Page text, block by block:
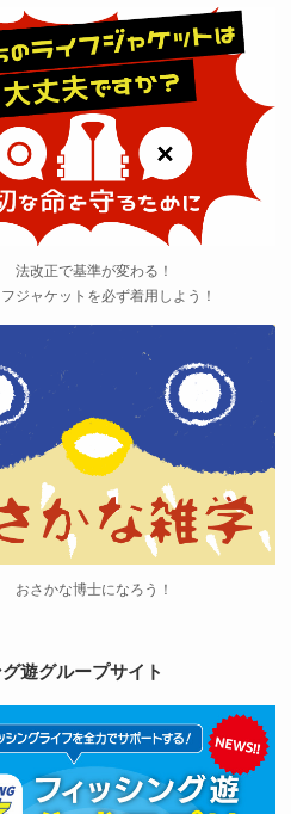
法改正で基準が変わる！
ジャケットを必ず着用しよう！
おさかな博士になろう！
遊グループサイト